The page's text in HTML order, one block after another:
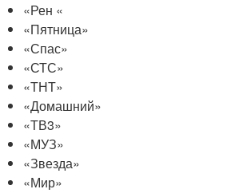
«Рен «
«Пятница»
«Спас»
«СТС»
«ТНТ»
«Домашний»
«ТВ3»
«МУЗ»
«Звезда»
«Мир»